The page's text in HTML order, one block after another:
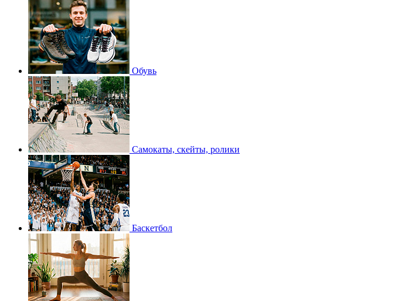
Обувь
Самокаты, скейты, ролики
Баскетбол